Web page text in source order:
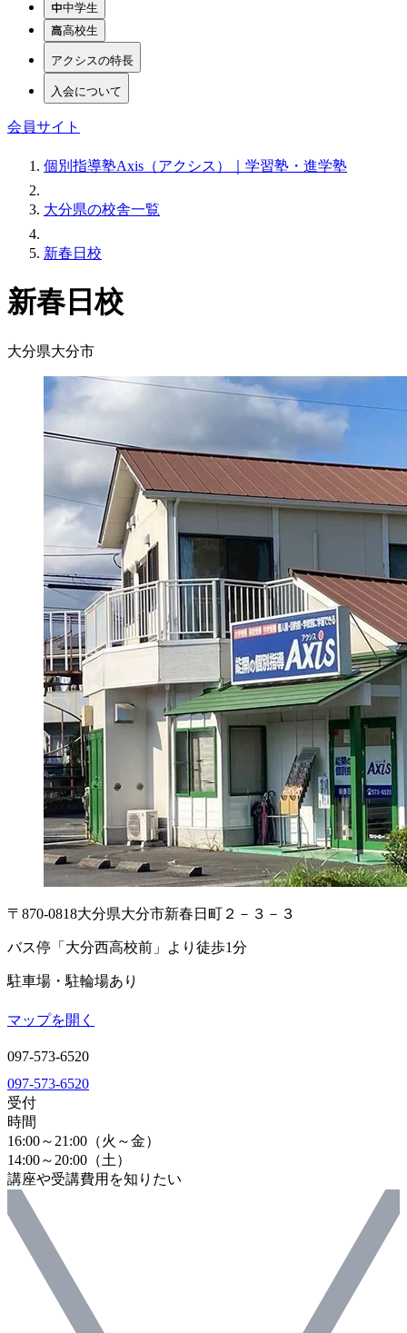
中学生
高校生
アクシスの特長
入会について
会員サイト
個別指導塾Axis（アクシス）｜学習塾・進学塾
大分県の校舎一覧
新春日校
新春日校
大分県大分市
〒870-0818大分県大分市新春日町２－３－３
バス停「大分西高校前」より徒歩1分
駐車場・駐輪場あり
マップを開く
097-573-6520
097-573-6520
受付
時間
16:00～21:00（火～金）
14:00～20:00（土）
講座や受講費用を知りたい